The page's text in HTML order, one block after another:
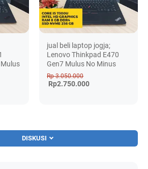
jual beli laptop jogja;
Lenovo Thinkpad E470
Gen7 Mulus No Minus
Rp 3.050.000
Rp2.750.000
DISKUSI